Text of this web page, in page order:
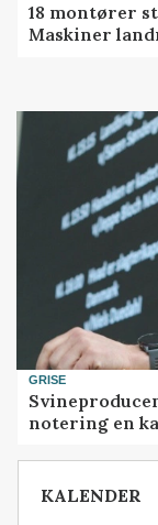
18 montører
Maskiner
GRISE
notering en
KALENDER